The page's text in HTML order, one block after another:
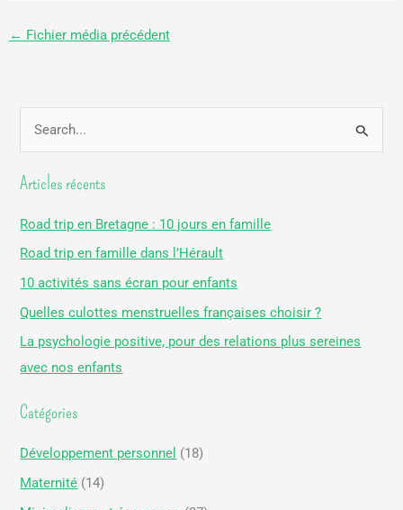
← Fichier média précédent
c
r
c
h
e
r
:
Articles récents
Road trip en Bretagne : 10 jours en famille
Road trip en famille dans l’Hérault
10 activités sans écran pour enfants
Quelles culottes menstruelles françaises choisir ?
La psychologie positive, pour des relations plus sereines
avec nos enfants
Catégories
Développement personnel (18)
Maternité (14)